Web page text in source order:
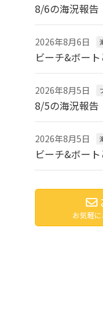
8/6の海況報告
2026年8月6日
ビーチ&ボート
2026年8月5日
8/5の海況報告
2026年8月5日
ビーチ&ボート
お気軽